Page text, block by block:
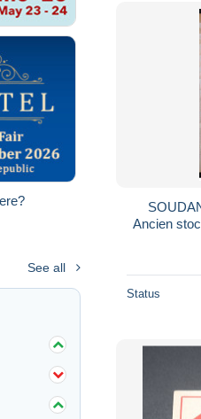
See all
Ancien
Status